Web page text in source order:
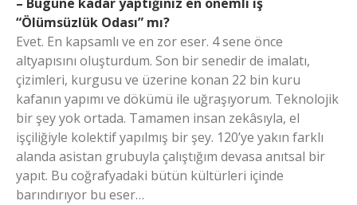
“Ölümsüzlük Odası” mı?
Evet. En kapsamlı ve en zor eser. 4 sene önce
altyapısını oluşturdum. Son bir senedir de imalatı,
çizimleri, kurgusu ve üzerine konan 22 bin kuru
kafanın yapımı ve dökümü ile uğraşıyorum. Teknolojik
bir şey yok ortada. Tamamen insan zekâsıyla, el
işçiliğiyle kolektif yapılmış bir şey. 120’ye yakın farklı
alanda asistan grubuyla çalıştığım devasa anıtsal bir
yapıt. Bu coğrafyadaki bütün kültürleri içinde
barındırıyor bu eser…